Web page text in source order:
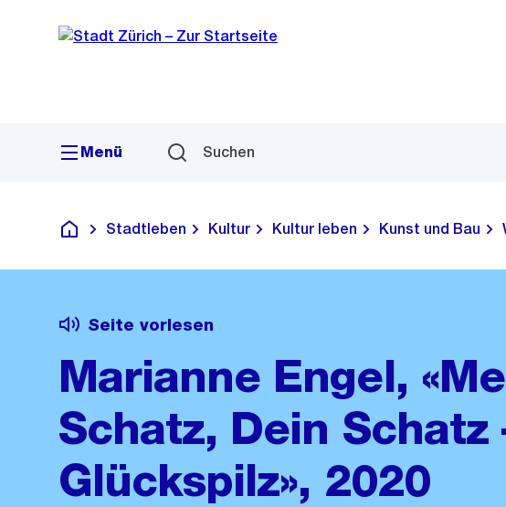
Navigation
Sprunglink
Menü Suchen
Deutsch
Stadtleben Kultur Kultur leben Kunst und Bau
Seite vorlesen
Marianne Engel,
Schatz, Dein Schatz
Glückspilz», 2020